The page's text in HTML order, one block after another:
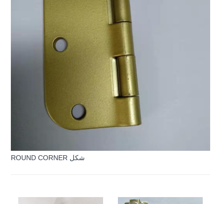
ROUND CORNER شكل